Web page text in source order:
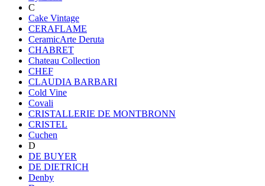
C
Cake Vintage
CERAFLAME
CeramicArte Deruta
CHABRET
Chateau Collection
CHEF
CLAUDIA BARBARI
Cold Vine
Covali
CRISTALLERIE DE MONTBRONN
CRISTEL
Cuchen
D
DE BUYER
DE DIETRICH
Denby